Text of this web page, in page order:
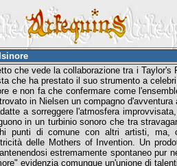
che vede la collaborazione tra i
che ha prestato il suo strumento a
e non fa che confermare come
in Nielsen un compagno
a sorreggere l'atmosfera
in un turbinio sonoro che tra
punti di comune con altri artisti, ma,
delle Mothers of Invention. Un
estremamente spontaneo pur
evidenzia comunque un'unione di